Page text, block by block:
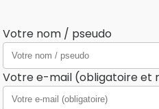
Votre nom / pseudo
Votre e-mail (obligatoire et